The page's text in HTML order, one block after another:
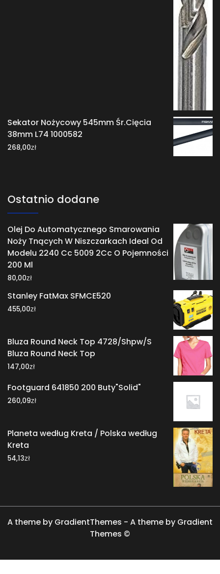
Sekator Nożycowy 545mm Śr.Cięcia
38mm L74 1000582
268,00zł
Ostatnio dodane
Olej Do Automatycznego Smarowania
Noży Tnących W Niszczarkach Ideal Od
Modelu 2240 Cc 5009 2Cc O Pojemności
200 Ml
80,00zł
Stanley FatMax SFMCE520
455,00zł
Bluza Round Neck Top 4728/Shpw/S
Bluza Round Neck Top
147,00zł
Footguard 641850 200 Buty"Solid"
260,09zł
Planeta według Kreta / Polska według
Kreta
54,13zł
A theme by GradientThemes - A theme by Gradient
Themes ©